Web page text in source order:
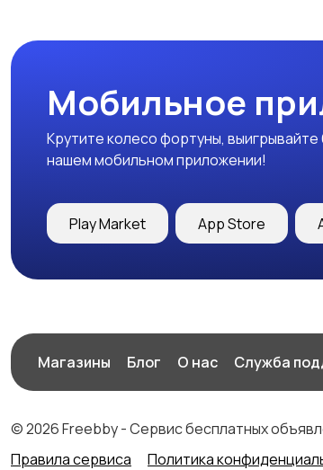
Мобильное
Крутите колесо фортуны,
нашем мобильном приложении!
Play Market App Store
Магазины Блог О нас Служба
© 2026 Freebby - Сервис бесплатных
Правила сервиса
Политика